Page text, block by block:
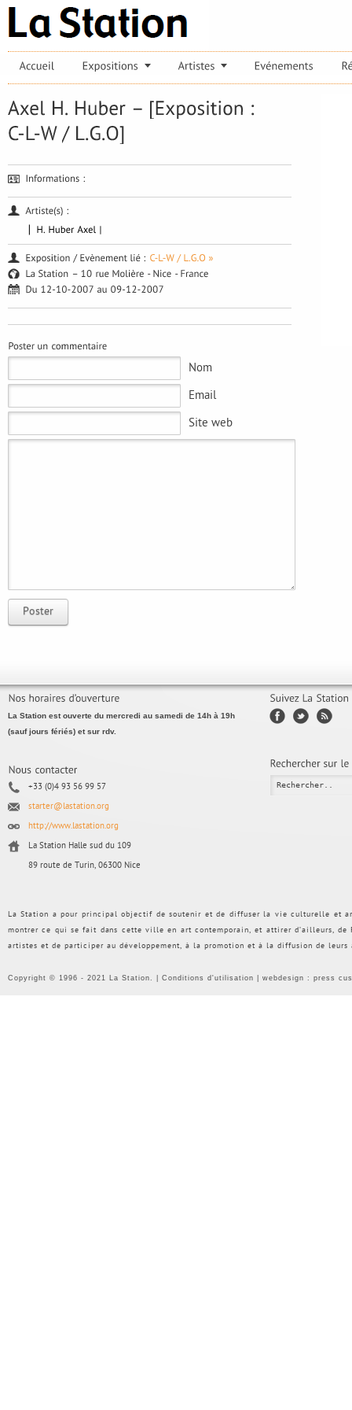
Nom
Email
Site web
Poster
La Station est ouverte du mercredi au samedi de 14h à 19h
(sauf jours fériés) et sur rdv.
+33 (0)4 93 56 99 57
starter@lastation.org
http://www.lastation.org
La Station Halle sud du 109
89 route de Turin, 06300 Nice
La Station a pour principal objectif de soutenir et de diffuser la vie culturelle et
montrer ce qui se fait dans cette ville en art contemporain, et attirer d’ailleurs, de
artistes et de participer au développement, à la promotion et à la diffusion de
Copyright © 1996 - 2021 La Station. | Conditions d'utilisation | webdesign : press